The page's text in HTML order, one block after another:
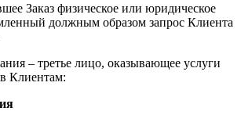
Заказ физическое или юридическое
должным образом запрос Клиента
– третье лицо, оказывающее услуги
Клиентам: